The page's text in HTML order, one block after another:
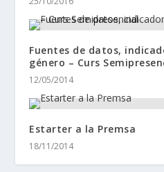
Fuentes de datos,
género – Curs
12/05/2014
Estarter a la Premsa
18/11/2014